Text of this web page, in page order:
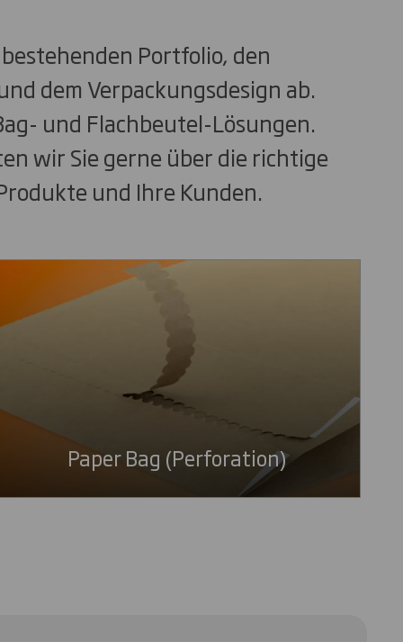
Portfolio, den
dem Verpackungsdesign ab.
und Flachbeutel-Lösungen.
wir Sie gerne über die richtige
und Ihre Kunden.
Paper Bag (Perforation)